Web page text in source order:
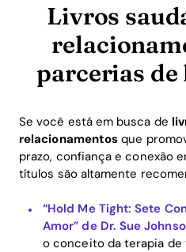
Livros
parcerias de
Se você está em busca de
relacionamentos que
prazo, confiança e conexão
títulos são altamente
“Hold Me Tight: Sete
Amor” de Dr. Sue
o conceito da terapia de